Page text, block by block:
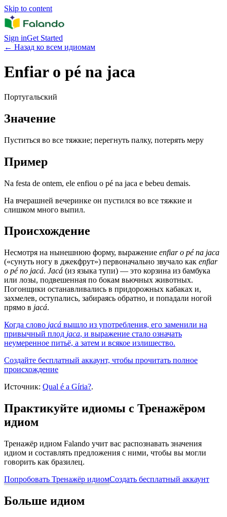
Skip to content
Sign inGet Started
← Назад ко всем идиомам
Enfiar o pé na jaca
Португальский
Значение
Пуститься во все тяжкие; перегнуть палку, потерять меру
Пример
Na festa de ontem, ele enfiou o pé na jaca e bebeu demais.
На вчерашней вечеринке он пустился во все тяжкие и
слишком много выпил.
Происхождение
Несмотря на нынешнюю форму, выражение enfiar o pé na jaca
(«сунуть ногу в джекфрут») первоначально звучало как enfiar
o pé no jacá. Jacá (из языка тупи) — это корзина из бамбука
или лозы, подвешенная по бокам вьючных животных.
Погонщики останавливались в придорожных кабаках и,
захмелев, оступались, забираясь обратно, и попадали ногой
прямо в jacá.
Когда слово jacá вышло из употребления, его заменили на
привычный плод jaca, и выражение стало означать
неумеренное питьё, а затем и всякое излишество.
Создайте бесплатный аккаунт, чтобы прочитать полное
происхождение
Источник: Qual é a Gíria?.
Практикуйте идиомы с Тренажёром
идиом
Тренажёр идиом Falando учит вас распознавать значения
идиом и составлять предложения с ними, чтобы вы могли
говорить как бразилец.
Попробовать Тренажёр идиомСоздать бесплатный аккаунт
Больше идиом